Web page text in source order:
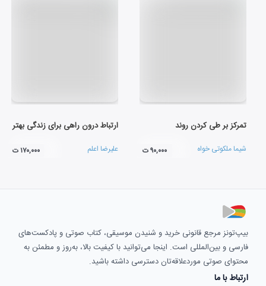
تمرکز بر طی کردن روند
شیما ملکوتی خواه ۹۰,۰۰۰ ت
ارتباط درون راهی برای زندگی بهتر
علیرضا اعلم ۱۷۰,۰۰۰ ت
بیپ‌تونز مرجع قانونی خرید و شنیدن موسیقی، کتاب صوتی و پادکست‌های
فارسی و بین‌المللی است. اینجا می‌توانید با کیفیت بالا، به‌روز و مطمئن به
محتوای صوتی موردعلاقه‌تان دسترسی داشته باشید.
ارتباط با ما